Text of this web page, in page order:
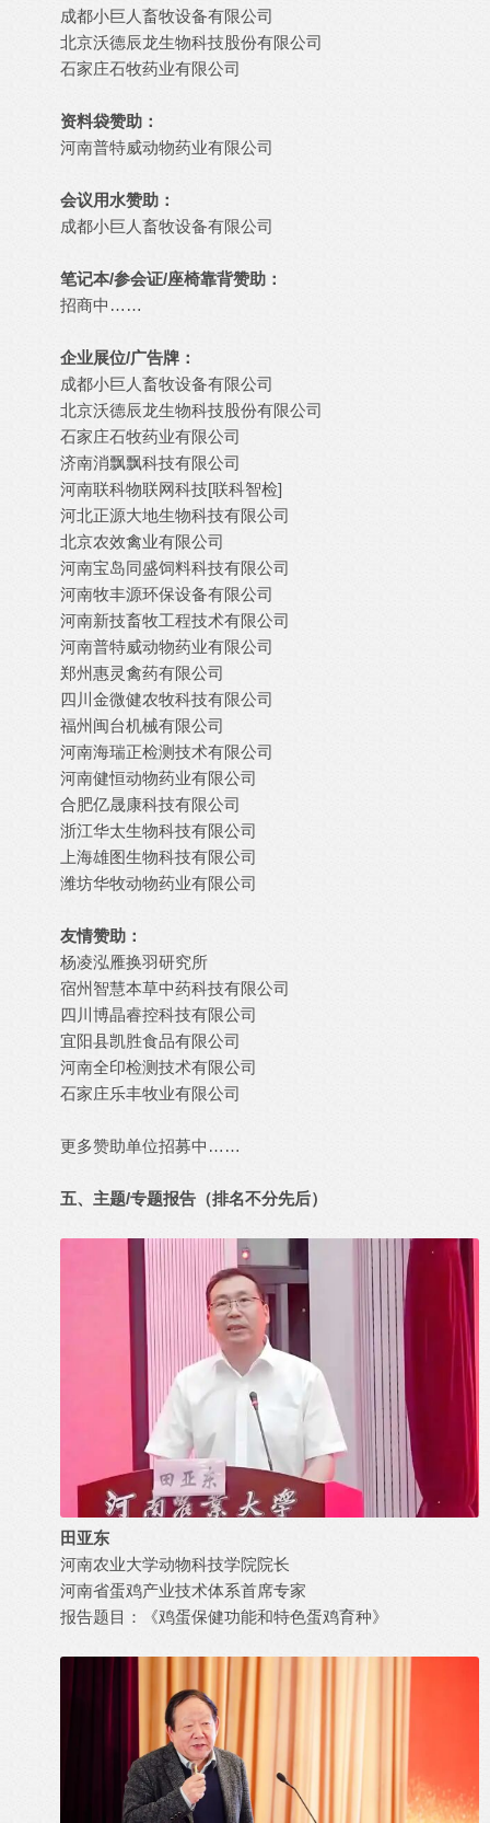
成都小巨人畜牧设备有限公司
北京沃德辰龙生物科技股份有限公司
石家庄石牧药业有限公司
资料袋赞助：
河南普特威动物药业有限公司
会议用水赞助：
成都小巨人畜牧设备有限公司
笔记本/参会证/座椅靠背赞助：
招商中……
企业展位/广告牌：
成都小巨人畜牧设备有限公司
北京沃德辰龙生物科技股份有限公司
石家庄石牧药业有限公司
济南消飘飘科技有限公司
河南联科物联网科技[联科智检]
河北正源大地生物科技有限公司
北京农效禽业有限公司
河南宝岛同盛饲料科技有限公司
河南牧丰源环保设备有限公司
河南新技畜牧工程技术有限公司
河南普特威动物药业有限公司
郑州惠灵禽药有限公司
四川金微健农牧科技有限公司
福州闽台机械有限公司
河南海瑞正检测技术有限公司
河南健恒动物药业有限公司
合肥亿晟康科技有限公司
浙江华太生物科技有限公司
上海雄图生物科技有限公司
潍坊华牧动物药业有限公司
友情赞助：
杨凌泓雁换羽研究所
宿州智慧本草中药科技有限公司
四川博晶睿控科技有限公司
宜阳县凯胜食品有限公司
河南全印检测技术有限公司
石家庄乐丰牧业有限公司
更多赞助单位招募中……
五、主题/专题报告（排名不分先后）
田亚东
河南农业大学动物科技学院院长
河南省蛋鸡产业技术体系首席专家
报告题目：《鸡蛋保健功能和特色蛋鸡育种》